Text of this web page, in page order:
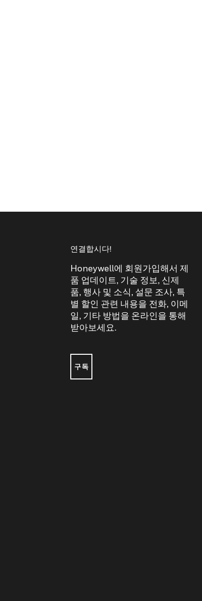
연결합시다!
Honeywell에 회원가입해서 제
품 업데이트, 기술 정보, 신제
품, 행사 및 소식, 설문 조사, 특
별 할인 관련 내용을 전화, 이메
일, 기타 방법을 온라인을 통해
받아보세요.
구독